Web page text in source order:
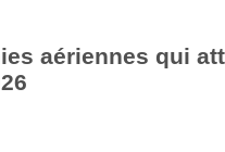
aériennes qui